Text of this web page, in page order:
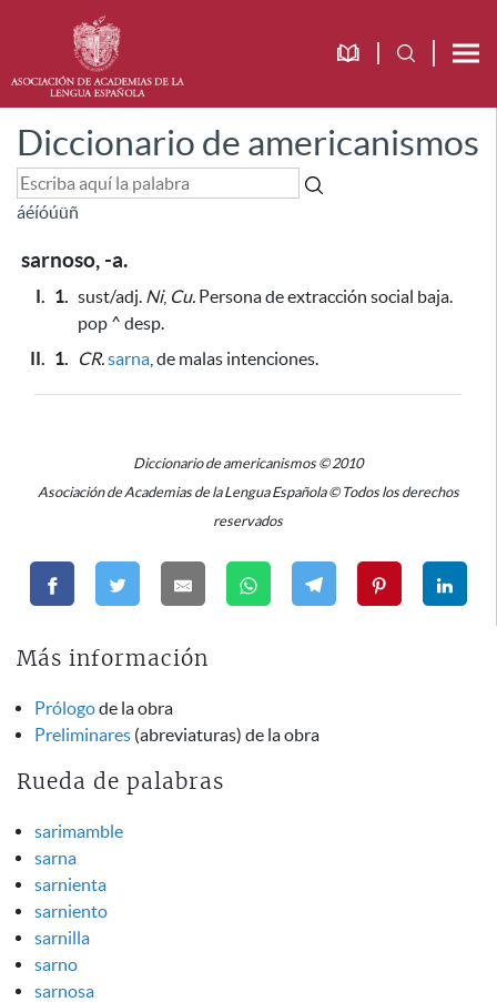
Diccionario de americanismos
áéíóúüñ
sarnoso, -a.
I. 1. sust/adj. Ni, Cu. Persona de extracción social baja.
pop ^ desp.
II. 1. CR.sarna , de malas intenciones.
Diccionario de americanismos © 2010
Asociación de Academias de la Lengua Española © Todos los derechos
reservados
Más información
Prólogode la obra
Preliminares (abreviaturas) de la obra
Rueda de palabras
sarimamble
sarna
sarnienta
sarniento
sarnilla
sarno
sarnosa